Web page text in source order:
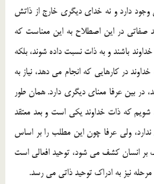
دارد و نه خداي ديگري خارج از ذاتش
در اين اصطلاح به اين معناست كه
باشند و به ذات نسبت داده شوند، بلكه
در كارهايي كه انجام مي دهد، نياز به
است.[2] اما اين اقسام سه گانه توحيد، در بين عرفا معناي ديگري دارد. همان طور
شويم كه ذات خداوند يكي است و بعد معتقد
ندارد، ولي عرفا چون اين مطلب را بر اساس
بر انسان كشف مي شود، توحيد افعالي است
نيز به ادراك توحيد ذاتي مي رسد.